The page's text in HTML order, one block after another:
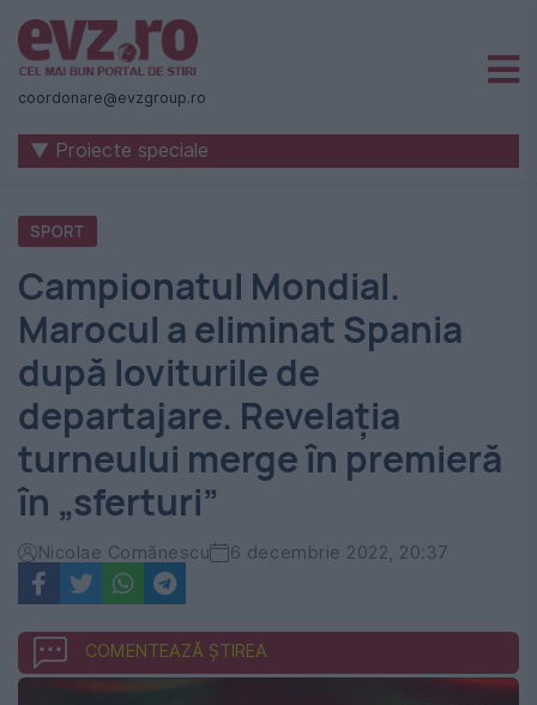
Știri
naționale
internaționale
România
-
Evenimentul
Zilei
coordonare@evzgroup.ro
▼ Proiecte speciale
SPORT
Campionatul Mondial.
Marocul a eliminat Spania
după loviturile de
departajare. Revelația
turneului merge în premieră
în „sferturi”
Nicolae Comănescu 6 decembrie 2022, 20:37
COMENTEAZĂ ȘTIREA